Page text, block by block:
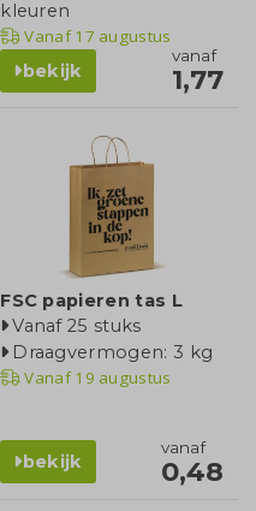
kleuren
Vanaf17 augustus
bekijk
vanaf
1,77
FSC papieren tas L
Vanaf 25 stuks
Draagvermogen: 3 kg
Vanaf19 augustus
bekijk
vanaf
0,48